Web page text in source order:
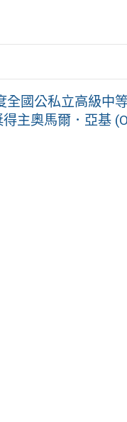
全國公私立高級中
主奧馬爾．亞基